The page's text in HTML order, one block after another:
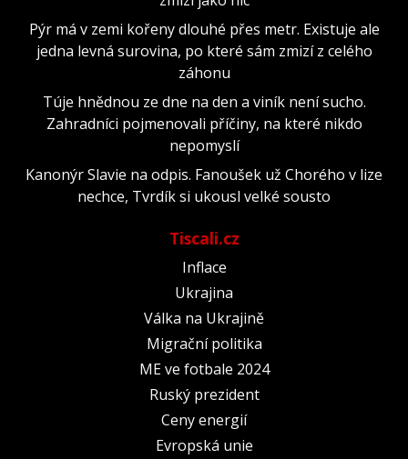
Pýr má v zemi kořeny dlouhé přes metr. Existuje ale
jedna levná surovina, po které sám zmizí z celého
záhonu
Túje hnědnou ze dne na den a viník není sucho.
Zahradníci pojmenovali příčiny, na které nikdo
nepomyslí
Kanonýr Slavie na odpis. Fanoušek už Chorého v lize
nechce, Tvrdík si ukousl velké sousto
Tiscali.cz
Inflace
Ukrajina
Válka na Ukrajině
Migrační politika
ME ve fotbale 2024
Ruský prezident
Ceny energií
Evropská unie